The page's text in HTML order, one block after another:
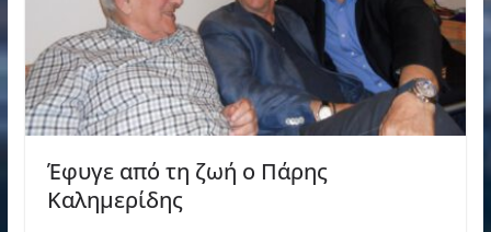
Έφυγε από τη ζωή ο Πάρης
Καλημερίδης